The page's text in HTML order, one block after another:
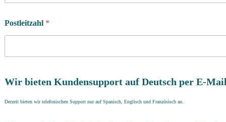
Postleitzahl *
Wir bieten Kundensupport auf Deutsch per E-
Derzeit bieten wir telefonischen Support nur auf Spanisch, Englisch und Französisch an.